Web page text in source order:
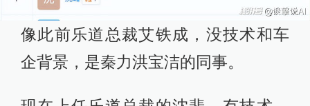
像此前乐道总裁艾铁成，没技术和车
企背景，是秦力洪宝洁的同事。